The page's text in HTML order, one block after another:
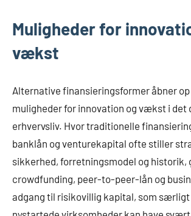
Muligheder for
vækst
Alternative finansieringsformer åbner
muligheder for innovation og vækst i det
erhvervsliv. Hvor traditionelle
banklån og venturekapital ofte stiller
sikkerhed, forretningsmodel og historik,
crowdfunding, peer-to-peer-lån og
adgang til risikovillig kapital, som særligt